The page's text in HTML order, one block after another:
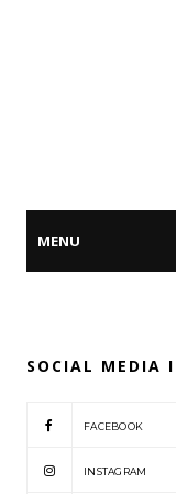
SOCIAL MEDIA
FACEBOOK
INSTAGRAM